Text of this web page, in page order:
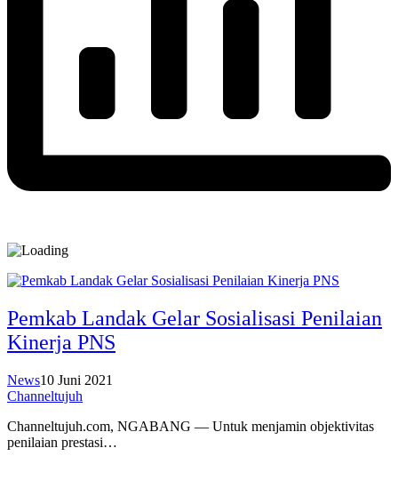
Pemkab Landak Gelar Sosialisasi Penilaian
Kinerja PNS
News10 Juni 2021
Channeltujuh
Channeltujuh.com, NGABANG — Untuk menjamin objektivitas
penilaian prestasi…